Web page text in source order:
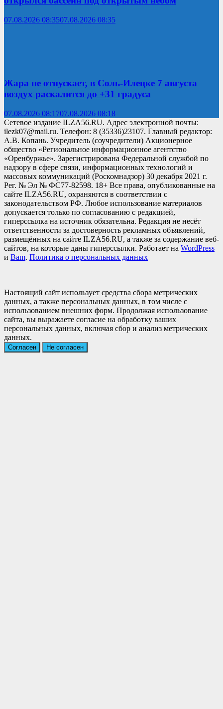
07.08.2026 08:3507.08.2026 08:35
Жара не отпускает, в Соль-Илецке 7 августа
воздух раскалится до +31 градуса
07.08.2026 08:1707.08.2026 08:18
Сетевое издание ILZA56.RU. Адрес электронной почты:
ilezk07@mail.ru. Телефон: 8 (35336)23107. Главный редактор:
А.В. Копань. Учредитель (соучредители) Акционерное
общество «Региональное информационное агентство
«Оренбуржье». Зарегистрирована Федеральной службой по
надзору в сфере связи, информационных технологий и
массовых коммуникаций (Роскомнадзор) 30 декабря 2021 г.
Рег. № Эл № ФС77-82598. 18+ Все права, опубликованные на
сайте ILZA56.RU, охраняются в соответствии с
законодательством РФ. Любое использование материалов
допускается только по согласованию с редакцией,
гиперссылка на источник обязательна. Редакция не несёт
ответственности за достоверность рекламных объявлений,
размещённых на сайте ILZA56.RU, а также за содержание веб-
сайтов, на которые даны гиперссылки. Работает на WordPress
и Bam. Политика о персональных данных
Настоящий сайт использует средства сбора метрических
данных, а также персональных данных, в том числе с
использованием внешних форм. Продолжая использование
сайта, вы выражаете согласие на обработку ваших
персональных данных, включая сбор и анализ метрических
данных.
Согласен Не согласен